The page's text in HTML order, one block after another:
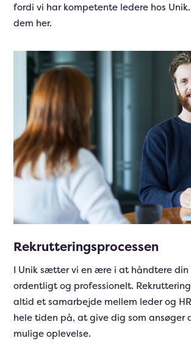
fordi vi har kompetente ledere hos
dem her.
Rekrutteringsprocessen
I Unik sætter vi en ære i at håndtere din
ordentligt og professionelt.
altid et samarbejde mellem leder og
hele tiden på, at give dig som ansøger
mulige oplevelse.